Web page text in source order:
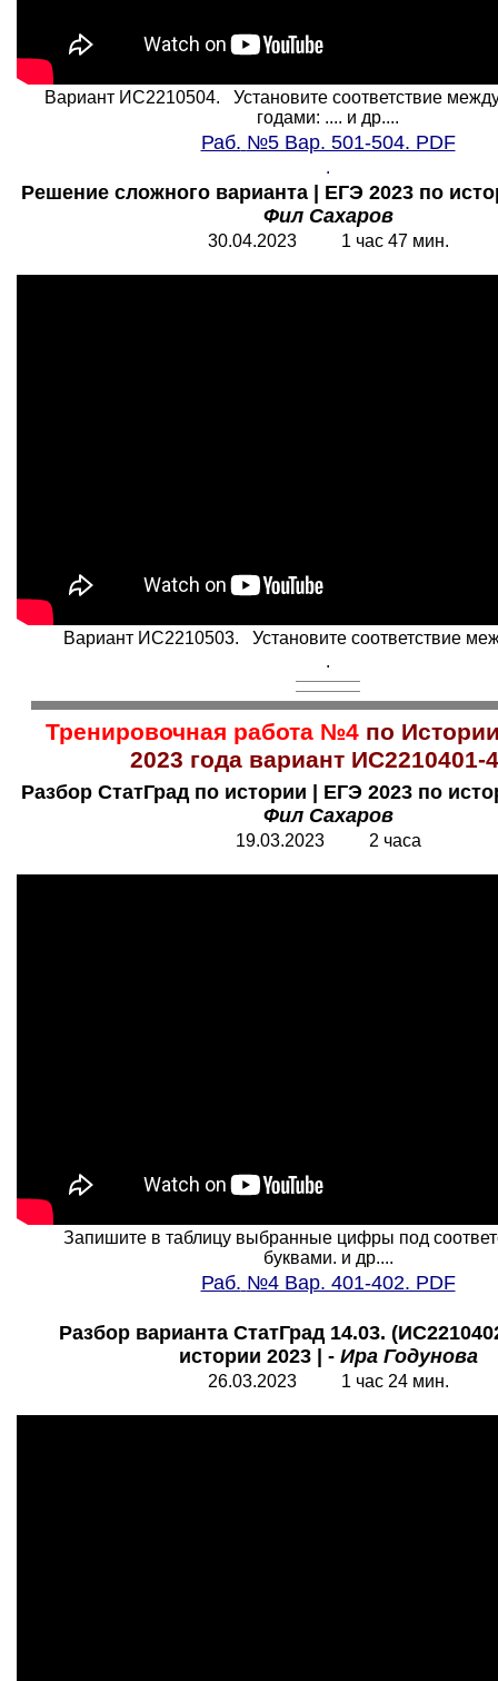
Вариант ИС2210504. Установите соответствие
годами: .... и др....
Раб. №5 Вар. 501-504. PDF
.
Решение сложного варианта | ЕГЭ 2023 по
Фил Сахаров
30.04.2023 1 час 47 мин.
Вариант ИС2210503. Установите соответствие
.
Тренировочная работа №4 по
2023 года вариант ИС2210401-
Разбор СтатГрад по истории | ЕГЭ 2023 по
Фил Сахаров
19.03.2023 2 часа
Запишите в таблицу выбранные цифры под
буквами. и др....
Раб. №4 Вар. 401-402. PDF
Разбор варианта СтатГрад 14.03.
истории 2023 | - Ира Годунова
26.03.2023 1 час 24 мин.